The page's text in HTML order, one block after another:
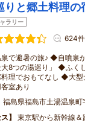
りと郷土料理の
ラリー
624件
泉で避暑の旅♪ ◆自噴泉
8つの湯巡り」 ◆ふく
料理でおもてなし ◆大
室あり
福島県福島市土湯温泉町
東京駅から新幹線